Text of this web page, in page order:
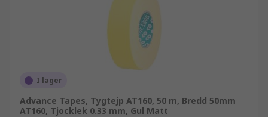
I lager
Advance Tapes, Tygtejp AT160, 50 m, Bredd 50mm
AT160, Tjocklek 0.33 mm, Gul Matt